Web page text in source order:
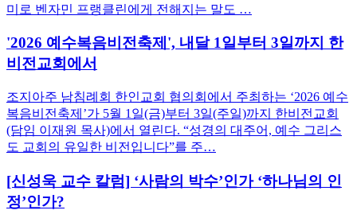
미로 벤자민 프랭클린에게 전해지는 말도 …
'2026 예수복음비전축제', 내달 1일부터 3일까지 한
비전교회에서
조지아주 남침례회 한인교회 협의회에서 주최하는 ‘2026 예수
복음비전축제’가 5월 1일(금)부터 3일(주일)까지 한비전교회
(담임 이재원 목사)에서 열린다. “성경의 대주어, 예수 그리스
도 교회의 유일한 비전입니다”를 주…
[신성욱 교수 칼럼] ‘사람의 박수’인가 ‘하나님의 인
정’인가?